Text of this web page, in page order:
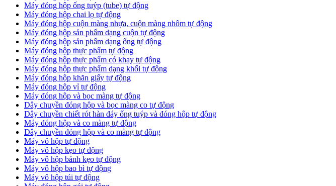
Máy đóng hộp ống tuýp (tube) tự động
Máy đóng hộp chai lọ tự động
Máy đóng hộp cuộn màng nhựa, cuộn màng nhôm tự động
Máy đóng hộp sản phẩm dạng cuộn tự động
Máy đóng hộp sản phẩm dạng ống tự động
Máy đóng hộp thực phẩm tự động
Máy đóng hộp thực phẩm có khay tự động
Máy đóng hộp thực phẩm dạng khối tự động
Máy đóng hộp khăn giấy tự động
Máy đóng hộp vỉ tự động
Máy đóng hộp và bọc màng tự động
Dây chuyền đóng hộp và bọc màng co tự động
Dây chuyền chiết rót hàn đáy ống tuýp và đóng hộp tự động
Máy đóng hộp và co màng tự động
Dây chuyền đóng hộp và co màng tự động
Máy vô hộp tự động
Máy vô hộp kẹo tự động
Máy vô hộp bánh kẹo tự động
Máy vô hộp bao bì tự động
Máy vô hộp túi tự động